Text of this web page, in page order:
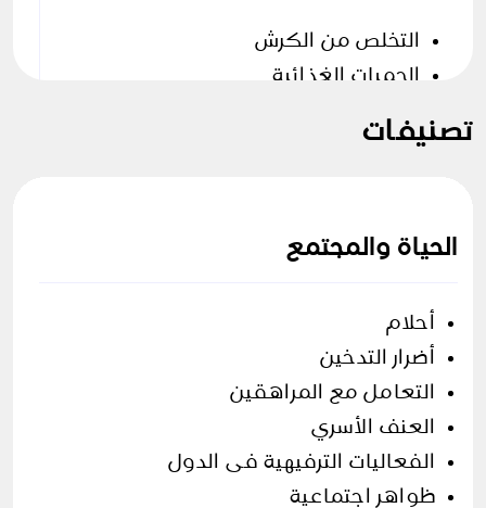
التخلص من الكرش
الحميات الغذائية
تمارين رياضية
فوائد الخضروات
معلومات طبية
معلومات غذائية
منتجات العناية بالبشرة
حول العالم
معلومات عامة
تصنيفات
الحياة والمجتمع
أحلام
أضرار التدخين
التعامل مع المراهقين
العنف اﻷسري
الفعاليات الترفيهية فى الدول
ظواهر اجتماعية